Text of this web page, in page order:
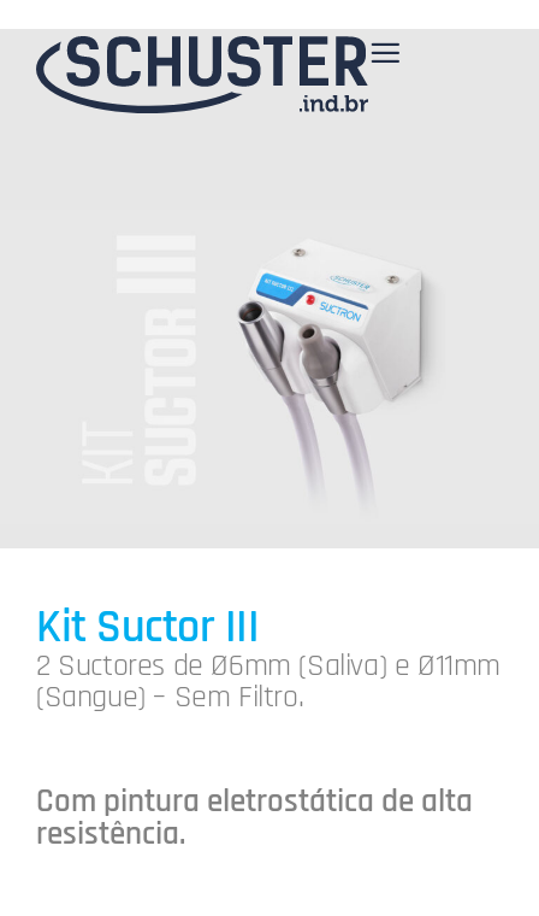
Kit Suctor III
2 Suctores de Ø6mm (Saliva) e Ø11mm
(Sangue) – Sem Filtro.
Com pintura eletrostática de alta
resistência.